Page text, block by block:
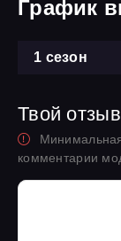
График
1 сезон
Твой
комментарии